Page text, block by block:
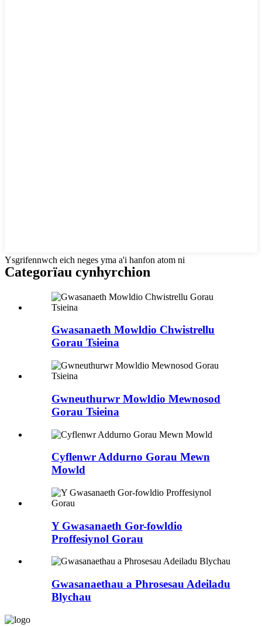
Ysgrifennwch eich neges yma a'i hanfon atom ni
Categorïau cynhyrchion
Gwasanaeth Mowldio Chwistrellu
Gorau Tsieina
Gwneuthurwr Mowldio Mewnosod
Gorau Tsieina
Cyflenwr Addurno Gorau Mewn
Mowld
Y Gwasanaeth Gor-fowldio
Proffesiynol Gorau
Gwasanaethau a Phrosesau Adeiladu
Blychau